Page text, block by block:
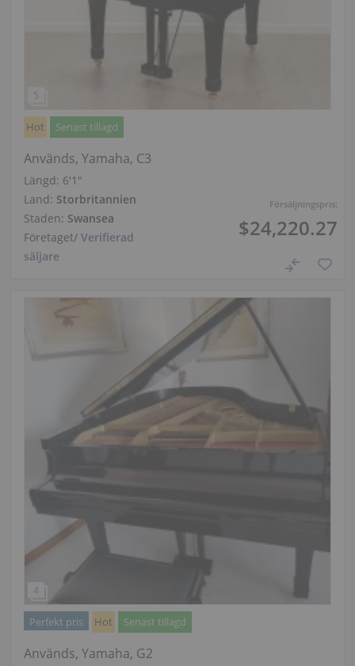
Försäljningspris:
$24,220.27
Hot Senast tillagd
Används, Yamaha, C3
Längd: 6′1″
Land: Storbritannien
Staden: Swansea
Företaget/ Verifierad
säljare
Perfekt pris Hot Senast tillagd
Används, Yamaha, G2